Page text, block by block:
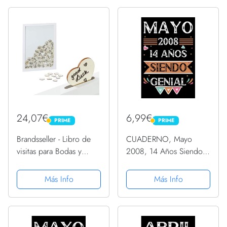
madre
visitantes...
24,07€ PRIME
PRIME
Brandsseller - Libro de
visitas para Bodas y
Corazones o 50 Estrellas
de Madera para Escribir
Más Info
6,99€ PRIME
PRIME
CUADERNO, Mayo
2008, 14 Años Siendo
de visitas, cuaderno, 110
páginas de
felicitaciones, idea de
esposa, novia,...
Más Info